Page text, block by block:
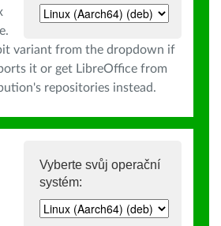
variant from the dropdown if
it or get LibreOffice from
repositories instead.
Vyberte svůj operační
systém: